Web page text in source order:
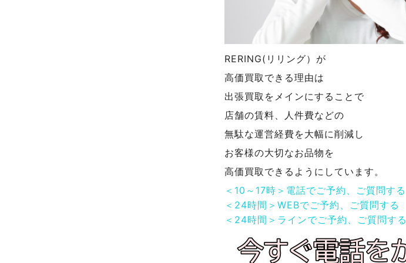
RERING(リリング）が
高価買取できる理由は
出張買取をメインにすることで
店舗の賃料、人件費などの
無駄な運営経費を大幅に削減し
お客様の大切なお品物を
高価買取できるようにしています。
＜10～17時＞電話でご予約、ご質問する
＜24時間＞WEBでご予約、ご質問する
＜24時間＞ラインでご予約、ご質問する